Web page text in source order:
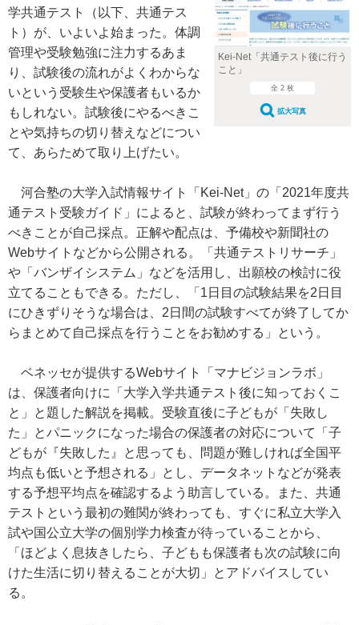
Kei-Net「共通テスト後に行う
こと」
全 2 枚
拡大写真
学共通テスト（以下、共通テス
ト）が、いよいよ始まった。体調
管理や受験勉強に注力するあま
り、試験後の流れがよくわからな
いという受験生や保護者もいるか
もしれない。試験後にやるべきこ
とや気持ちの切り替えなどについ
て、あらためて取り上げたい。
河合塾の大学入試情報サイト「Kei-Net」の「2021年度共
通テスト受験ガイド」によると、試験が終わってまず行う
べきことが自己採点。正解や配点は、予備校や新聞社の
Webサイトなどから公開される。「共通テストリサーチ」
や「バンザイシステム」などを活用し、出願校の検討に役
立てることもできる。ただし、「1日目の試験結果を2日目
にひきずりそうな場合は、2日間の試験すべてが終了してか
らまとめて自己採点を行うことをお勧めする」という。
ベネッセが提供するWebサイト「マナビジョンラボ」
は、保護者向けに「大学入学共通テスト後に知っておくこ
と」と題した解説を掲載。受験直後に子どもが「失敗し
た」とパニックになった場合の保護者の対応について「子
どもが『失敗した』と思っても、問題が難しければ全国平
均点も低いと予想される」とし、データネットなどが発表
する予想平均点を確認するよう助言している。また、共通
テストという最初の難関が終わっても、すぐに私立大学入
試や国公立大学の個別学力検査が待っていることから、
「ほどよく息抜きしたら、子どもも保護者も次の試験に向
けた生活に切り替えることが大切」とアドバイスしてい
る。